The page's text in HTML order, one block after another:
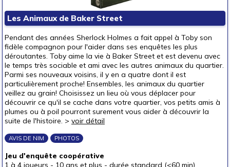
Les Animaux de Baker Street
Pendant des années Sherlock Holmes a fait appel à Toby son
fidèle compagnon pour l'aider dans ses enquêtes les plus
déroutantes. Toby aime la vie à Baker Street et est devenu avec
le temps très sociable et ami avec les autres animaux du quartier.
Parmi ses nouveaux voisins, il y en a quatre dont il est
particulièrement proche! Ensembles, les animaux du quartier
veillez au grain! Choisissez un lieu où vous déplacer pour
découvrir ce qu'il se cache dans votre quartier, vos petits amis à
plumes ou à poil pourront surement vous aider à découvrir la
suite de l'histoire. > voir détail
AVIS DE NIM PHOTOS
Jeu d'enquête coopérative
1 à 4 joueurs - 10 ans et plus - durée standard (<60 min)